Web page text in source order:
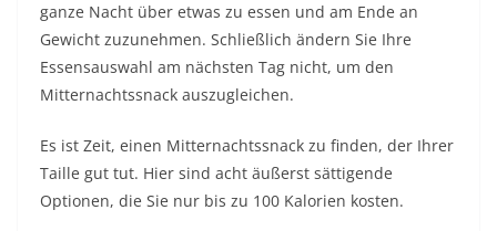
ganze Nacht über etwas zu essen und am Ende an
Gewicht zuzunehmen. Schließlich ändern Sie Ihre
Essensauswahl am nächsten Tag nicht, um den
Mitternachtssnack auszugleichen.
Es ist Zeit, einen Mitternachtssnack zu finden, der Ihrer
Taille gut tut. Hier sind acht äußerst sättigende
Optionen, die Sie nur bis zu 100 Kalorien kosten.